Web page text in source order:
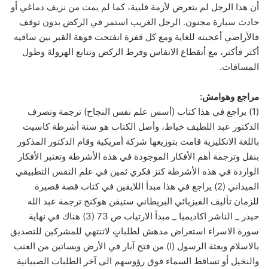
أن هذا الرجل لم يتعرض لأزمة قلبية، كما لم يمت من نزيف دماغي أو
حادث سيارة مجنون. الرجل الغريب استمر في الركض بدون توقف
فالأراضي أعجبته للغاية ومع كل قفزة انفتحت فوهة القبر بين ساقيه
أكثر فأكثر، مع أنقطاع الانفاس وفرط الركض وتتابع الهرولة وطول
المسافات.
مراجع وهوامش:
(1) يراجع في هذا كتاب (أسس علم نفس النجاح) ترجمة وتصرف
الدكتور عبد اللطيف خياط، وأصل الكتاب هو ستة أشرطة كاسيت
باللغة الانكليزية قامت بتوزيعها شركة أمريكية وقام الدكتور المذكور
بنقل وترجمة أهم الأفكار الموجودة في هذه الأشرطة وتعتبر الأفكار
الواردة في هذه الأشرطة كنز فكري ثمين في علم النفس التطبيقي
الميداني (2) يراجع في هذا مبدأ اللايقين في كتاب قصة قصيرة
للزمان تأليف الفيزيائي البريطاني ستيفن هوكنج ترجمة عبد الله
حيدر _ الناشر اكاديميا _ مبدأ الارتياب ص 73 (3) هناك في نهاية
سورة الاسراء استعراض مدهش لطلباتٍ لاتنتهي للمشركين للتصديق
بالاسلام وبعثة الرسول (l) من فتح آبار في الأرض وبساتين من العنب
والنخيل أو تساقط السماء فوق رؤوسهم الى آخر الطلبات الصبيانية